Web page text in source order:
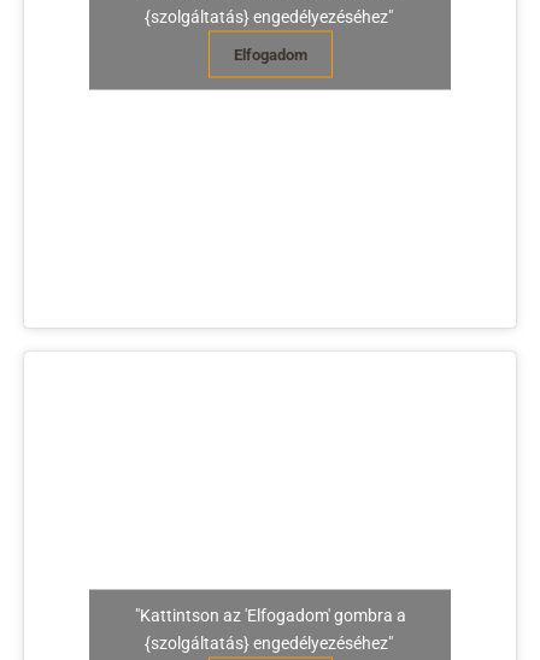
{szolgáltatás} engedélyezéséhez"
Elfogadom
"Kattintson az 'Elfogadom' gombra a
{szolgáltatás} engedélyezéséhez"